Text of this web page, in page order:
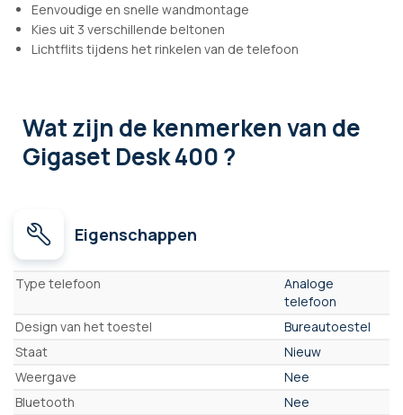
Eenvoudige en snelle wandmontage
Kies uit 3 verschillende beltonen
Lichtflits tijdens het rinkelen van de telefoon
Wat zijn de kenmerkenvan de
Gigaset Desk 400 ?
Eigenschappen
Eigenschappen
Type telefoon
Analoge
telefoon
Design van het toestel
Bureautoestel
Staat
Nieuw
Weergave
Nee
Bluetooth
Nee